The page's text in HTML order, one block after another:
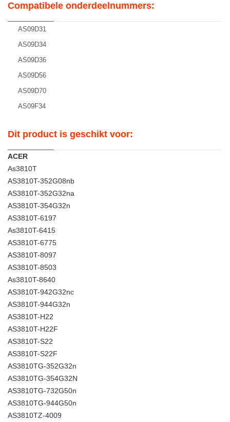
Compatibele onderdeelnummers:
AS09D31
AS09D34
AS09D36
AS09D56
AS09D70
AS09F34
Dit product is geschikt voor:
ACER
As3810T
AS3810T-352G08nb
AS3810T-352G32na
AS3810T-354G32n
AS3810T-6197
As3810T-6415
AS3810T-6775
AS3810T-8097
AS3810T-8503
As3810T-8640
AS3810T-942G32nc
AS3810T-944G32n
AS3810T-H22
AS3810T-H22F
AS3810T-S22
AS3810T-S22F
AS3810TG-352G32n
AS3810TG-354G32N
AS3810TG-732G50n
AS3810TG-944G50n
AS3810TZ-4009